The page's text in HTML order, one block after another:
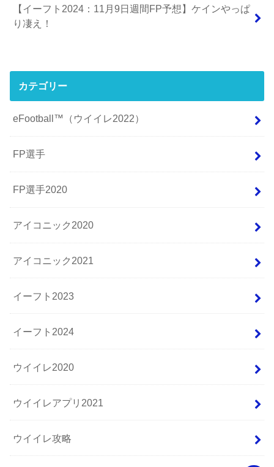
【イーフト2024：11月9日週間FP予想】ケインやっぱ
り凄え！
カテゴリー
eFootball™（ウイイレ2022）
FP選手
FP選手2020
アイコニック2020
アイコニック2021
イーフト2023
イーフト2024
ウイイレ2020
ウイイレアプリ2021
ウイイレ攻略